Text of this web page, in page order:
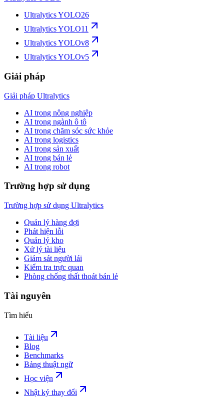
Ultralytics YOLO26
Ultralytics YOLO11
Ultralytics YOLOv8
Ultralytics YOLOv5
Giải pháp
Giải pháp Ultralytics
AI trong nông nghiệp
AI trong ngành ô tô
AI trong chăm sóc sức khỏe
AI trong logistics
AI trong sản xuất
AI trong bán lẻ
AI trong robot
Trường hợp sử dụng
Trường hợp sử dụng Ultralytics
Quản lý hàng đợi
Phát hiện lỗi
Quản lý kho
Xử lý tài liệu
Giám sát người lái
Kiểm tra trực quan
Phòng chống thất thoát bán lẻ
Tài nguyên
Tìm hiểu
Tài liệu
Blog
Benchmarks
Bảng thuật ngữ
Học viện
Nhật ký thay đổi